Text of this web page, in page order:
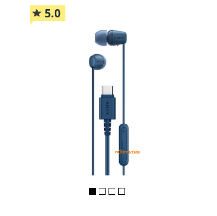
5.0